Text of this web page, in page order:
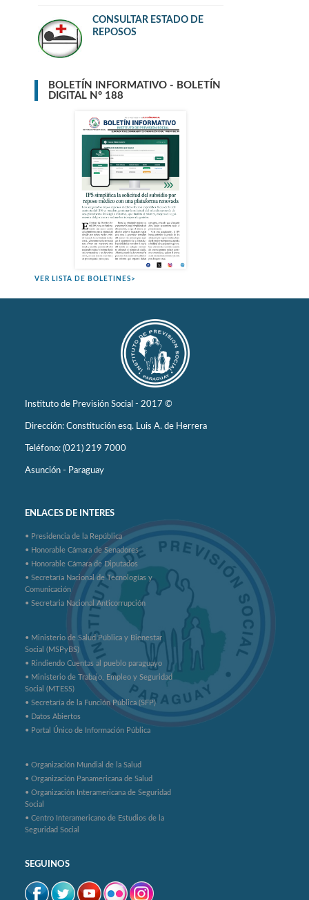
CONSULTAR ESTADO DE
REPOSOS
BOLETÍN INFORMATIVO - BOLETÍN
DIGITAL N° 188
VER LISTA DE BOLETINES>
Instituto de Previsión Social - 2017 ©
Dirección: Constitución esq. Luis A. de Herrera
Teléfono: (021) 219 7000
Asunción - Paraguay
ENLACES DE INTERES
• Presidencia de la República
• Honorable Cámara de Senadores
• Honorable Cámara de Diputados
• Secretaría Nacional de Tecnologías y
Comunicación
• Secretaria Nacional Anticorrupción
• Ministerio de Salud Pública y Bienestar
Social (MSPyBS)
• Rindiendo Cuentas al pueblo paraguayo
• Ministerio de Trabajo, Empleo y Seguridad
Social (MTESS)
• Secretaría de la Función Pública (SFP)
• Datos Abiertos
• Portal Único de Información Pública
• Organización Mundial de la Salud
• Organización Panamericana de Salud
• Organización Interamericana de Seguridad
Social
• Centro Interamericano de Estudios de la
Seguridad Social
SEGUINOS